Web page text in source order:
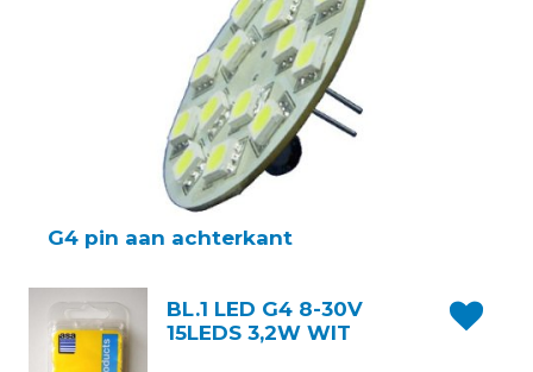
G4 pin aan achterkant
BL.1 LED G4 8-30V
15LEDS 3,2W WIT